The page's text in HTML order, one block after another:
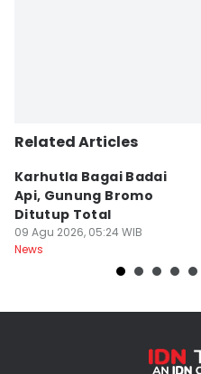
Related Articles
Karhutla Bagai Badai
Api, Gunung Bromo
Ditutup Total
09 Agu 2026, 05:24 WIB
News